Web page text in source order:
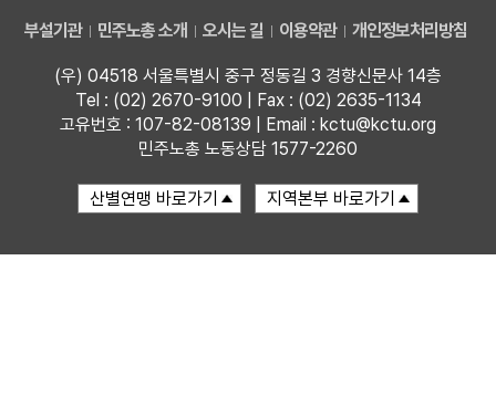
부설기관 민주노총 소개 오시는 길 이용약관 개인정보처리방침
(우) 04518 서울특별시 중구 정동길 3 경향신문사 14층
Tel : (02) 2670-9100 | Fax : (02) 2635-1134
고유번호 : 107-82-08139 | Email : kctu@kctu.org
민주노총 노동상담 1577-2260